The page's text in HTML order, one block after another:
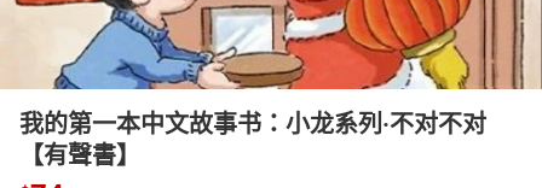
我的第一本中文故事书：小龙系列·不对不对
【有聲書】